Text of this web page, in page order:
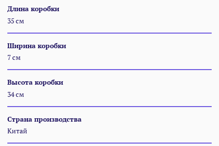
Длина коробки
35 см
Ширина коробки
7 см
Высота коробки
34 см
Страна производства
Китай